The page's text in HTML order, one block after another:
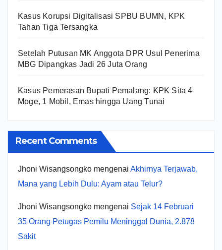
Kasus Korupsi Digitalisasi SPBU BUMN, KPK
Tahan Tiga Tersangka
Setelah Putusan MK Anggota DPR Usul Penerima
MBG Dipangkas Jadi 26 Juta Orang
Kasus Pemerasan Bupati Pemalang: KPK Sita 4
Moge, 1 Mobil, Emas hingga Uang Tunai
Recent Comments
Jhoni Wisangsongko mengenai Akhirnya Terjawab,
Mana yang Lebih Dulu: Ayam atau Telur?
Jhoni Wisangsongko mengenai Sejak 14 Februari
35 Orang Petugas Pemilu Meninggal Dunia, 2.878
Sakit